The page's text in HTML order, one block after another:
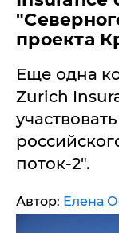
проекта
​Еще одна
Zurich
поток-2".
Автор: Елена